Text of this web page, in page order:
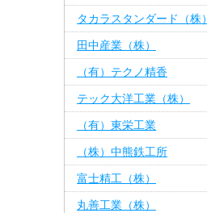
タカラスタンダード（株）
田中産業（株）
（有）テクノ精香
テック大洋工業（株）
（有）東栄工業
（株）中熊鉄工所
富士精工（株）
丸善工業（株）